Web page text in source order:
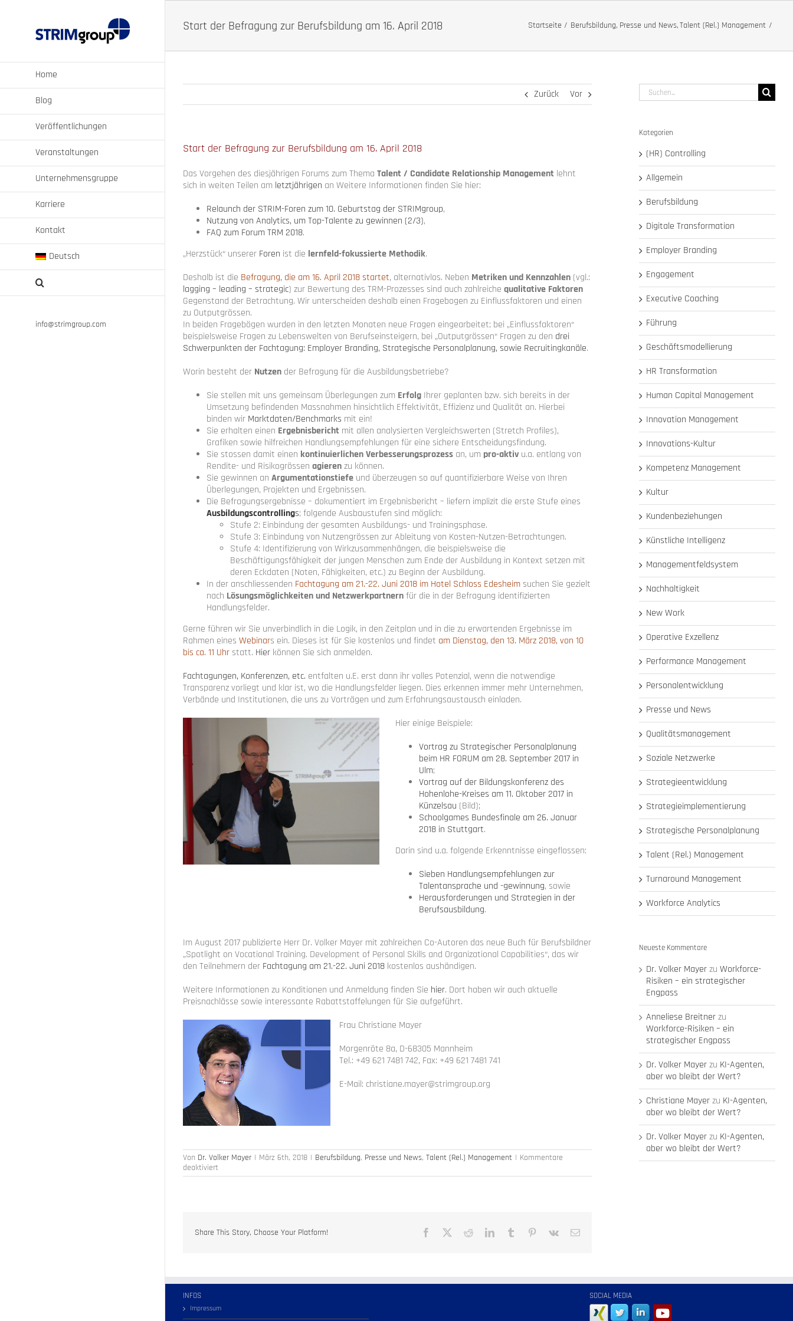
Home
Blog
Veröffentlichungen
Veranstaltungen
Unternehmensgruppe
Karriere
Kontakt
Deutsch
info@strimgroup.com
Start der Befragung zur Berufsbildung am 16. April 2018 Startseite Berufsbildung Presse und News Talent (Rel.) Management
Zurück Vor
Start der Befragung zur Berufsbildung am 16. April 2018
Das Vorgehen des diesjährigen Forums zum Thema Talent / Candidate Relationship Management lehnt
sich in weiten Teilen am letztjährigen an Weitere Informationen finden Sie hier:
Relaunch der STRIM-Foren zum 10. Geburtstag der STRIMgroup,
Nutzung von Analytics, um Top-Talente zu gewinnen (2/3),
FAQ zum Forum TRM 2018.
„Herzstück“ unserer Foren ist die lernfeld-fokussierte Methodik.
Deshalb ist die Befragung, die am 16. April 2018 startet, alternativlos. Neben Metrikenund Kennzahlen (vgl.:
lagging – leading – strategic) zur Bewertung des TRM-Prozesses sind auch zahlreiche qualitative Faktoren
Gegenstand der Betrachtung. Wir unterscheiden deshalb einen Fragebogen zu Einflussfaktoren und einen
zu Outputgrössen.
In beiden Fragebögen wurden in den letzten Monaten neue Fragen eingearbeitet; bei „Einflussfaktoren“
beispielsweise Fragen zu Lebenswelten von Berufseinsteigern, bei „Outputgrössen“ Fragen zu den drei
Schwerpunkten der Fachtagung: Employer Branding, Strategische Personalplanung, sowie Recruitingkanäle.
Worin besteht der Nutzen der Befragung für die Ausbildungsbetriebe?
Sie stellen mit uns gemeinsam Überlegungen zum Erfolg Ihrer geplanten bzw. sich bereits in der
Umsetzung befindenden Massnahmen hinsichtlich Effektivität, Effizienz und Qualität an. Hierbei
binden wir Marktdaten/Benchmarks mit ein!
Sie erhalten einen Ergebnisbericht mit allen analysierten Vergleichswerten (Stretch Profiles),
Grafiken sowie hilfreichen Handlungsempfehlungen für eine sichere Entscheidungsfindung.
Sie stossen damit einen kontinuierlichen Verbesserungsprozess an, um pro-aktiv u.a. entlang von
Rendite- und Risikogrössen agierenzu können.
Sie gewinnen an Argumentationstiefe und überzeugen so auf quantifizierbare Weise von Ihren
Überlegungen, Projekten und Ergebnissen.
Die Befragungsergebnisse – dokumentiert im Ergebnisbericht – liefern implizit die erste Stufe eines
Ausbildungscontrollings; folgende Ausbaustufen sind möglich:
Stufe 2: Einbindung der gesamten Ausbildungs- und Trainingsphase.
Stufe 3: Einbindung von Nutzengrössen zur Ableitung von Kosten-Nutzen-Betrachtungen.
Stufe 4: Identifizierung von Wirkzusammenhängen, die beispielsweise die
Beschäftigungsfähigkeit der jungen Menschen zum Ende der Ausbildung in Kontext setzen mit
deren Eckdaten (Noten, Fähigkeiten, etc.) zu Beginn der Ausbildung.
In der anschliessenden Fachtagung am 21.-22. Juni 2018 im Hotel Schloss Edesheim suchen Sie gezielt
nach Lösungsmöglichkeiten und Netzwerkpartnernfür die in der Befragung identifizierten
Handlungsfelder.
Gerne führen wir Sie unverbindlich in die Logik, in den Zeitplan und in die zu erwartenden Ergebnisse im
Rahmen eines Webinars ein. Dieses ist für Sie kostenlos und findet am Dienstag, den 13. März 2018, von 10
bis ca. 11 Uhr statt. Hier können Sie sich anmelden.
Fachtagungen, Konferenzen, etc. entfalten u.E. erst dann ihr volles Potenzial, wenn die notwendige
Transparenz vorliegt und klar ist, wo die Handlungsfelder liegen. Dies erkennen immer mehr Unternehmen,
Verbände und Institutionen, die uns zu Vorträgen und zum Erfahrungsaustausch einladen.
Hier einige Beispiele:
Vortrag zu Strategischer Personalplanung
beim HR FORUM am 28. September 2017 in
Ulm;
Vortrag auf der Bildungskonferenz des
Hohenlohe-Kreises am 11. Oktober 2017 in
Künzelsau (Bild);
Schoolgames Bundesfinale am 26. Januar
2018 in Stuttgart.
Darin sind u.a. folgende Erkenntnisse eingeflossen:
Sieben Handlungsempfehlungen zur
Talentansprache und -gewinnung, sowie
Herausforderungen und Strategien in der
Berufsausbildung.
Im August 2017 publizierte Herr Dr. Volker Mayer mit zahlreichen Co-Autoren das neue Buch für Berufsbildner
„Spotlight on Vocational Training. Development of Personal Skills and Organizational Capabilities“, das wir
den Teilnehmern der Fachtagung am 21.-22. Juni 2018 kostenlos aushändigen.
Weitere Informationen zu Konditionen und Anmeldung finden Sie hier. Dort haben wir auch aktuelle
Preisnachlässe sowie interessante Rabattstaffelungen für Sie aufgeführt.
Frau Christiane Mayer
Morgenröte 8a, D-68305 Mannheim
Tel.: +49 621 7481 742, Fax: +49 621 7481 741
E-Mail: christiane.mayer@strimgroup.org
Von Dr. Volker Mayer | März 6th, 2018 | Berufsbildung, Presse und News, Talent (Rel.) Management | Kommentare
deaktiviertfür
Start
am
16.
Share This Story, Choose Your Platform! Facebook RedditLinkedInTumblr Pinterest
Vk
E-
Suche
nach:
Kategorien
(HR) Controlling
Allgemein
Berufsbildung
Digitale Transformation
Employer Branding
Engagement
Executive Coaching
Führung
Geschäftsmodellierung
HR Transformation
Human Capital Management
Innovation Management
Innovations-Kultur
Kompetenz Management
Kultur
Kundenbeziehungen
Künstliche Intelligenz
Managementfeldsystem
Nachhaltigkeit
New Work
Operative Exzellenz
Performance Management
Personalentwicklung
Presse und News
Qualitätsmanagement
Soziale Netzwerke
Strategieentwicklung
Strategieimplementierung
Strategische Personalplanung
Talent (Rel.) Management
Turnaround Management
Workforce Analytics
Neueste Kommentare
Dr. Volker MayerzuWorkforce-
Risiken – ein strategischer
Engpass
Anneliese Breitnerzu
Workforce-Risiken – ein
strategischer Engpass
Dr. Volker Mayerzu KI-Agenten,
aber wo bleibt der Wert?
Christiane Mayerzu KI-Agenten,
aber wo bleibt der Wert?
Dr. Volker Mayerzu KI-Agenten,
aber wo bleibt der Wert?
INFOS
Impressum
SOCIAL MEDIA